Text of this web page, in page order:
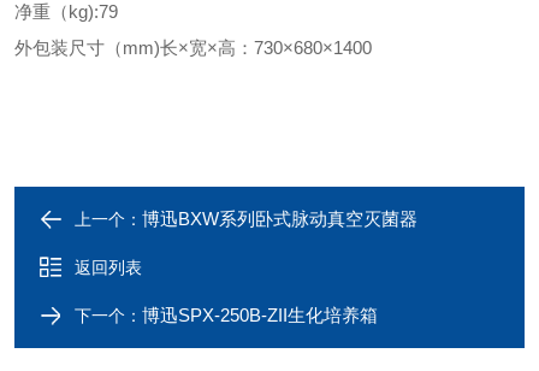
净重（kg):79
外包装尺寸（mm)长×宽×高：730×680×1400
上一个： 博迅BXW系列卧式脉动真空灭菌器
返回列表
下一个： 博迅SPX-250B-ZII生化培养箱